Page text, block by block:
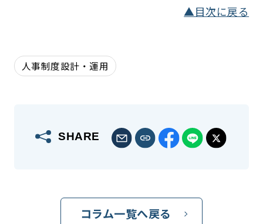
▲目次に戻る
人事制度設計・運用
SHARE
コラム一覧へ戻る